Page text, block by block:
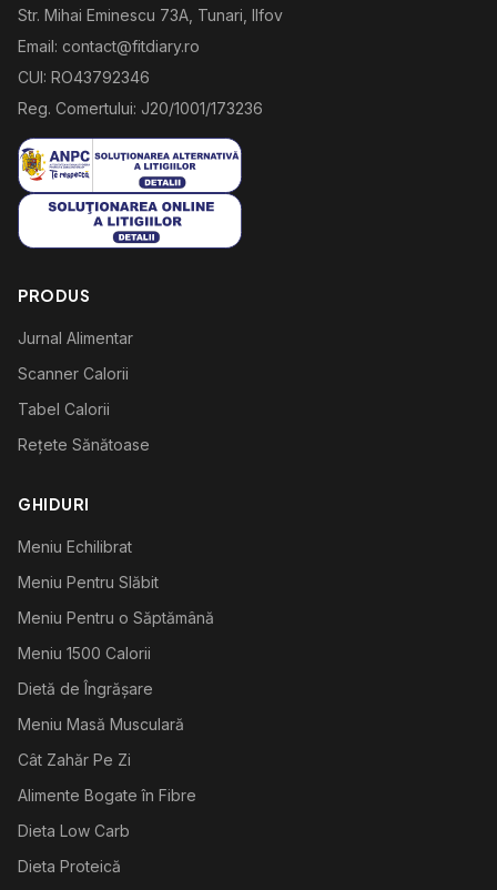
Str. Mihai Eminescu 73A, Tunari, Ilfov
Email: contact@fitdiary.ro
CUI: RO43792346
Reg. Comertului: J20/1001/173236
PRODUS
Jurnal Alimentar
Scanner Calorii
Tabel Calorii
Rețete Sănătoase
GHIDURI
Meniu Echilibrat
Meniu Pentru Slăbit
Meniu Pentru o Săptămână
Meniu 1500 Calorii
Dietă de Îngrășare
Meniu Masă Musculară
Cât Zahăr Pe Zi
Alimente Bogate în Fibre
Dieta Low Carb
Dieta Proteică